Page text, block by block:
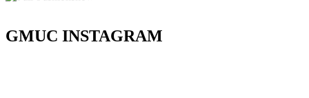
GMUC INSTAGRAM